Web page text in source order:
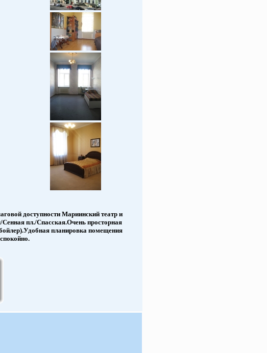
доступности Мариинский театр и
пл./Спасская.Очень просторная
планировка помещения